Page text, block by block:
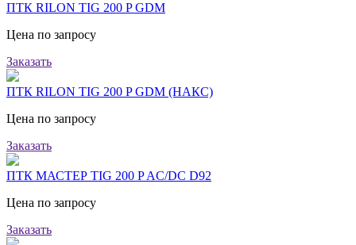
ПТК RILON TIG 200 P GDM
Цена по запросу
Заказать
ПТК RILON TIG 200 P GDM (НАКС)
Цена по запросу
Заказать
ПТК МАСТЕР TIG 200 P AC/DC D92
Цена по запросу
Заказать